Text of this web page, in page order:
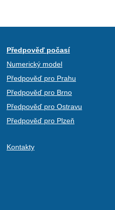
Předpověď počasí
Numerický model
Předpověď pro Prahu
Předpověď pro Brno
Předpověď pro Ostravu
Předpověď pro Plzeň
Kontakty